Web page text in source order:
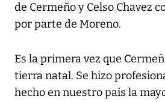
de Cermeño y Celso Chavez
por parte de Moreno.
Es la primera vez que
tierra natal. Se hizo
hecho en nuestro país la